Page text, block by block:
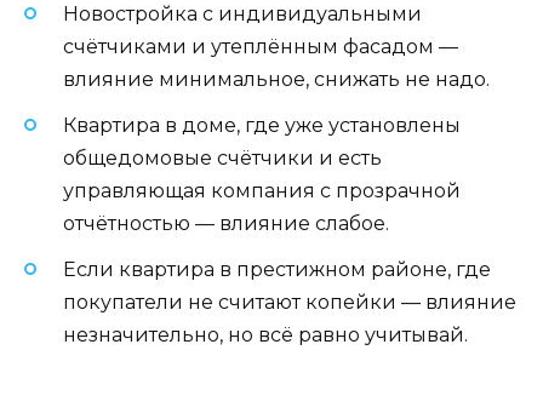
Новостройка с индивидуальными
счётчиками и утеплённым фасадом —
влияние минимальное, снижать не надо.
Квартира в доме, где уже установлены
общедомовые счётчики и есть
управляющая компания с прозрачной
отчётностью — влияние слабое.
Если квартира в престижном районе, где
покупатели не считают копейки — влияние
незначительно, но всё равно учитывай.